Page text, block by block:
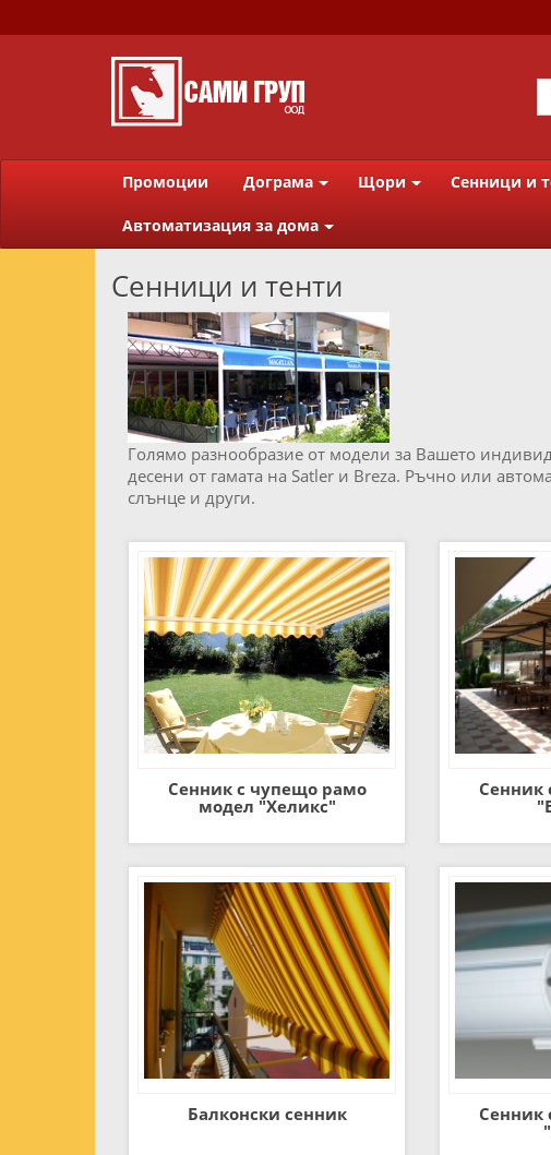
Промоции Дограма Щори Сенници и
Автоматизация за дома
Сенници и тенти
Голямо разнообразие от модели за Вашето
десени от гамата на Satler и Breza. Ръчно или
слънце и други.
Сенник с чупещо рамо
модел "Хеликс"
Сенник
Балконски сенник
Сенник